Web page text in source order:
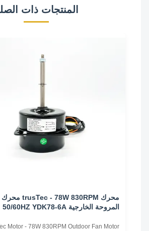
المنتجات ذات الصلة
محرك trusTec - 78W 830RPM محرك
المروحة الخارجية 50/60HZ YDK78-6A
TrusTec Motor - 78W 830RPM Outdoor Fan Motor